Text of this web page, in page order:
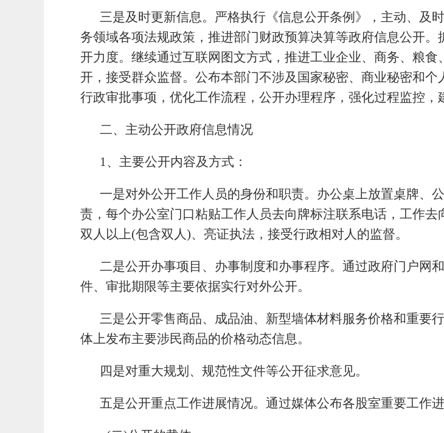
三是及时更新信息。严格执行《信息公开条例》，主动、及
务领域各项法规政策，推进部门财政预算决算等政府信息公开
开力度。继续通过互联网图文方式，推进工业企业、商务、粮
开，接受群众监督。公布本部门不涉及国家秘密、商业秘密和
行政审批事项，优化工作流程，公开办理程序，强化过程监控，
二、主动公开政府信息情况
1、主要公开内容及方式：
一是对外公开工作人员的身份和职责。办公桌上放置桌牌、
责，每个办公室门口粘贴工作人员去向牌标注联系电话，工作
双人以上(包含双人)、亮证执法，接受行政相对人的监督。
二是公开办事项目、办事制度和办事程序。通过政府门户网
件、审批期限等主要依据实行对外公开。
三是公开零售商品、成品油、新型墙体材料服务价格和重要
体上发布主要涉民商品的价格动态信息。
四是对重大规划、规范性文件等公开征求意见。
五是公开重点工作进展情况。通过媒体公布各股室重要工作进